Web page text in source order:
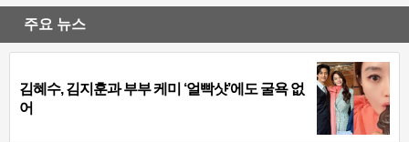
주요 뉴스
김혜수, 김지훈과 부부 케미 ‘얼빡샷’에도 굴욕 없
어